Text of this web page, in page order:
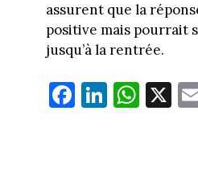
assurent que la
positive mais pourrait
jusqu’à la rentrée.
Fa
ce
Li
nk
W
ha
X